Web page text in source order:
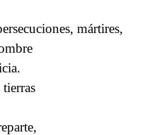
mártires,